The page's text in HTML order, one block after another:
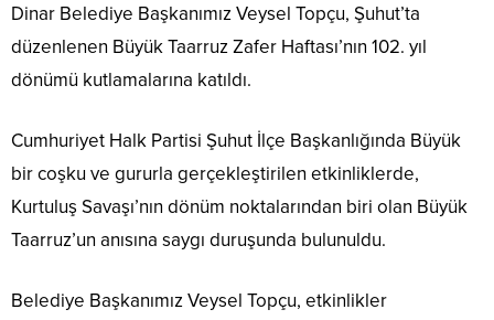
Dinar Belediye Başkanımız Veysel Topçu, Şuhut’ta
düzenlenen Büyük Taarruz Zafer Haftası’nın 102. yıl
dönümü kutlamalarına katıldı.
Cumhuriyet Halk Partisi Şuhut İlçe Başkanlığında Büyük
bir coşku ve gururla gerçekleştirilen etkinliklerde,
Kurtuluş Savaşı’nın dönüm noktalarından biri olan Büyük
Taarruz’un anısına saygı duruşunda bulunuldu.
Belediye Başkanımız Veysel Topçu, etkinlikler